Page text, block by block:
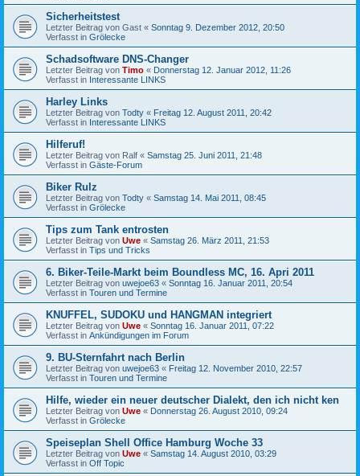
Sicherheitstest
Letzter Beitrag von Gast « Sonntag 9. Dezember 2012, 20:50
Verfasst in Grölecke
Schadsoftware DNS-Changer
Letzter Beitrag von Timo « Donnerstag 12. Januar 2012, 11:26
Verfasst in Interessante LINKS
Harley Links
Letzter Beitrag von Todty « Freitag 12. August 2011, 20:42
Verfasst in Interessante LINKS
Hilferuf!
Letzter Beitrag von Ralf « Samstag 25. Juni 2011, 21:48
Verfasst in Gäste-Forum
Biker Rulz
Letzter Beitrag von Todty « Samstag 14. Mai 2011, 08:45
Verfasst in Grölecke
Tips zum Tank entrosten
Letzter Beitrag von Uwe « Samstag 26. März 2011, 21:53
Verfasst in Tips und Tricks
6. Biker-Teile-Markt beim Boundless MC, 16. Apri 2011
Letzter Beitrag von uwejoe63 « Sonntag 16. Januar 2011, 20:54
Verfasst in Touren und Termine
KNUFFEL, SUDOKU und HANGMAN integriert
Letzter Beitrag von Uwe « Sonntag 16. Januar 2011, 07:22
Verfasst in Ankündigungen im Forum
9. BU-Sternfahrt nach Berlin
Letzter Beitrag von uwejoe63 « Freitag 12. November 2010, 22:57
Verfasst in Touren und Termine
Hilfe, wieder ein neuer deutscher Dialekt, den ich nicht ken
Letzter Beitrag von Uwe « Donnerstag 26. August 2010, 09:24
Verfasst in Grölecke
Speiseplan Shell Office Hamburg Woche 33
Letzter Beitrag von Uwe « Samstag 14. August 2010, 03:29
Verfasst in Off Topic